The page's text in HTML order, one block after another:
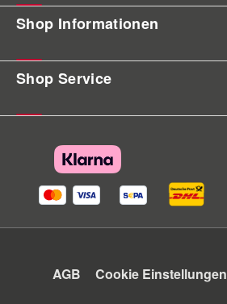
Shop Informationen
Shop Service
AGB Cookie Einstellungen